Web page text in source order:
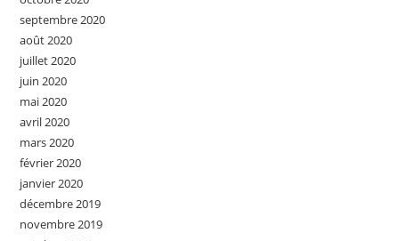
septembre 2020
août 2020
juillet 2020
juin 2020
mai 2020
avril 2020
mars 2020
février 2020
janvier 2020
décembre 2019
novembre 2019